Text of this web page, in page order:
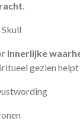
innerlijke
gezien